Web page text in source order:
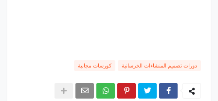
دورات تصميم المنشاءات الخرسانية كورسات مجانية